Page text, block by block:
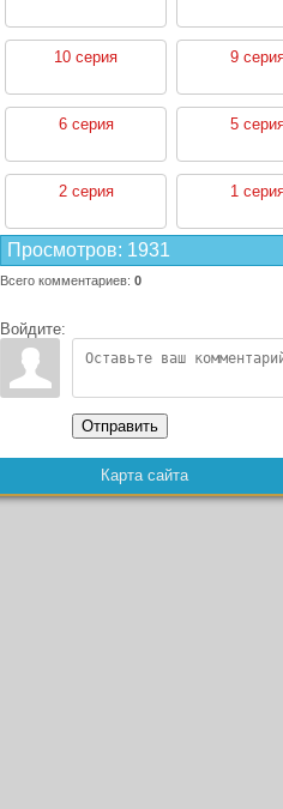
10 серия 9
6 серия 5
2 серия 1
Просмотров: 1931
Всего комментариев: 0
Войдите:
Отправить
Карта сайта